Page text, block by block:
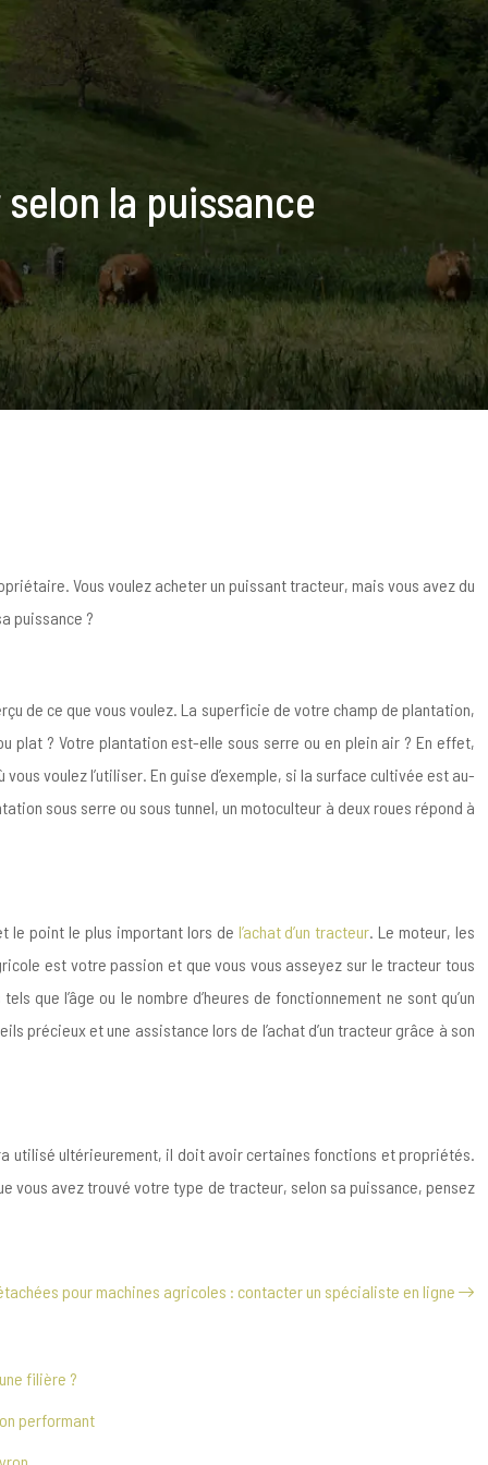
la puissance
Vous voulez acheter un puissant tracteur, mais vous avez du
puissance ?
de ce que vous voulez. La superficie de votre champ de plantation,
plat ? Votre plantation est-elle sous serre ou en plein air ? En effet,
voulez l’utiliser. En guise d’exemple, si la surface cultivée est au-
sous serre ou sous tunnel, un motoculteur à deux roues répond à
le point le plus important lors de l’achat d’un tracteur. Le moteur, les
est votre passion et que vous vous asseyez sur le tracteur tous
que l’âge ou le nombre d’heures de fonctionnement ne sont qu’un
précieux et une assistance lors de l’achat d’un tracteur grâce à son
utilisé ultérieurement, il doit avoir certaines fonctions et propriétés.
vous avez trouvé votre type de tracteur, selon sa puissance, pensez
pour machines agricoles : contacter un spécialiste en ligne
filière ?
performant